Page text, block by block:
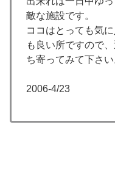
敵な施設です。
ココはとっても気
も良い所ですので
ち寄ってみて下さ
2006-4/23